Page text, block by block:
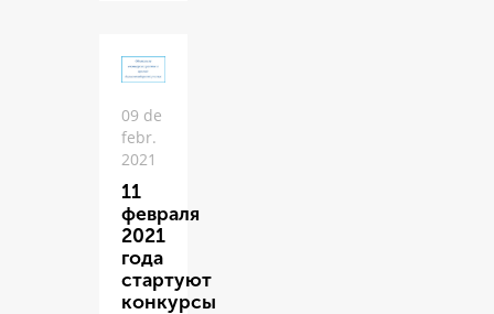
09 de
febr.
2021
11
февраля
2021
года
стартуют
конкурсы